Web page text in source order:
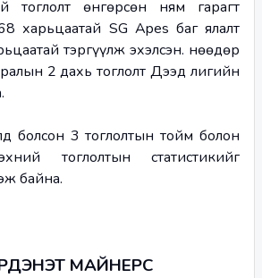
тоглолт өнгөрсөн ням гарагт
харьцаатай SG Apes баг ялалт
тэргүүлж эхэлсэн. Өнөөдөр
2 дахь тоглолт Дээд лигийн
болсон 3 тоглолтын тойм болон
тоглолтын статистикийг
байна.
МАЙНЕРС